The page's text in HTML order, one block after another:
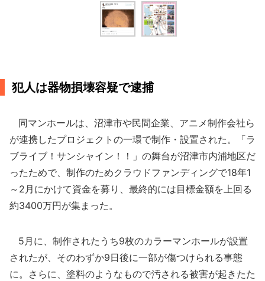
犯人は器物損壊容疑で逮捕
同マンホールは、沼津市や民間企業、アニメ制作会社ら
が連携したプロジェクトの一環で制作・設置された。「ラ
ブライブ！サンシャイン！！」の舞台が沼津市内浦地区だ
ったためで、制作のためクラウドファンディングで18年1
～2月にかけて資金を募り、最終的には目標金額を上回る
約3400万円が集まった。
5月に、制作されたうち9枚のカラーマンホールが設置
されたが、そのわずか9日後に一部が傷つけられる事態
に。さらに、塗料のようなもので汚される被害が起きたた